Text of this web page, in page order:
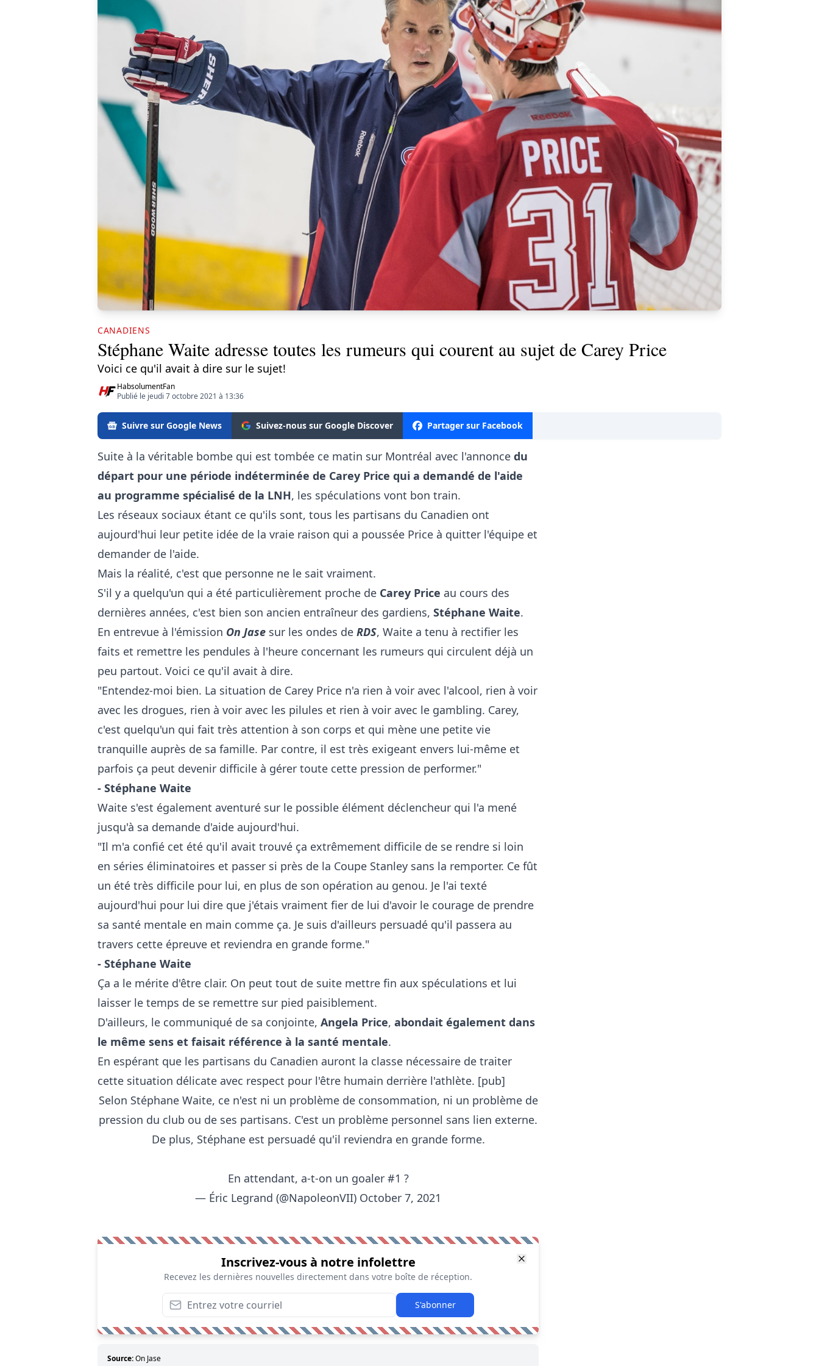
CANADIENS
Stéphane Waite adresse toutes les rumeurs qui courent au sujet de Carey Price
Voici ce qu'il avait à dire sur le sujet!
HabsolumentFan
Publié le jeudi 7 octobre 2021 à 13:36
Suivre sur Google News Suivez-nous sur Google Discover Partager sur Facebook
Suite à la véritable bombe qui est tombée ce matin sur Montréal avec l'annonce du
départ pour une période indéterminée de Carey Price qui a demandé de l'aide
au programme spécialisé de la LNH, les spéculations vont bon train.
Les réseaux sociaux étant ce qu'ils sont, tous les partisans du Canadien ont
aujourd'hui leur petite idée de la vraie raison qui a poussée Price à quitter l'équipe et
demander de l'aide.
Mais la réalité, c'est que personne ne le sait vraiment.
S'il y a quelqu'un qui a été particulièrement proche de Carey Price au cours des
dernières années, c'est bien son ancien entraîneur des gardiens, Stéphane Waite.
En entrevue à l'émission On Jase sur les ondes de RDS, Waite a tenu à rectifier les
faits et remettre les pendules à l'heure concernant les rumeurs qui circulent déjà un
peu partout. Voici ce qu'il avait à dire.
"Entendez-moi bien. La situation de Carey Price n'a rien à voir avec l'alcool, rien à voir
avec les drogues, rien à voir avec les pilules et rien à voir avec le gambling. Carey,
c'est quelqu'un qui fait très attention à son corps et qui mène une petite vie
tranquille auprès de sa famille. Par contre, il est très exigeant envers lui-même et
parfois ça peut devenir difficile à gérer toute cette pression de performer."
- Stéphane Waite
Waite s'est également aventuré sur le possible élément déclencheur qui l'a mené
jusqu'à sa demande d'aide aujourd'hui.
"Il m'a confié cet été qu'il avait trouvé ça extrêmement difficile de se rendre si loin
en séries éliminatoires et passer si près de la Coupe Stanley sans la remporter. Ce fût
un été très difficile pour lui, en plus de son opération au genou. Je l'ai texté
aujourd'hui pour lui dire que j'étais vraiment fier de lui d'avoir le courage de prendre
sa santé mentale en main comme ça. Je suis d'ailleurs persuadé qu'il passera au
travers cette épreuve et reviendra en grande forme."
- Stéphane Waite
Ça a le mérite d'être clair. On peut tout de suite mettre fin aux spéculations et lui
laisser le temps de se remettre sur pied paisiblement.
D'ailleurs, le communiqué de sa conjointe, Angela Price, abondait également dans
le même sens et faisait référence à la santé mentale.
En espérant que les partisans du Canadien auront la classe nécessaire de traiter
cette situation délicate avec respect pour l'être humain derrière l'athlète. [pub]
Selon Stéphane Waite, ce n'est ni un problème de consommation, ni un problème de
pression du club ou de ses partisans. C'est un problème personnel sans lien externe.
De plus, Stéphane est persuadé qu'il reviendra en grande forme.
En attendant, a-t-on un goaler #1 ?
— Éric Legrand (@NapoleonVII) October 7, 2021
Inscrivez-vous à notre infolettre
Recevez les dernières nouvelles directement dans votre boîte de réception.
S'abonner
Source:On Jase